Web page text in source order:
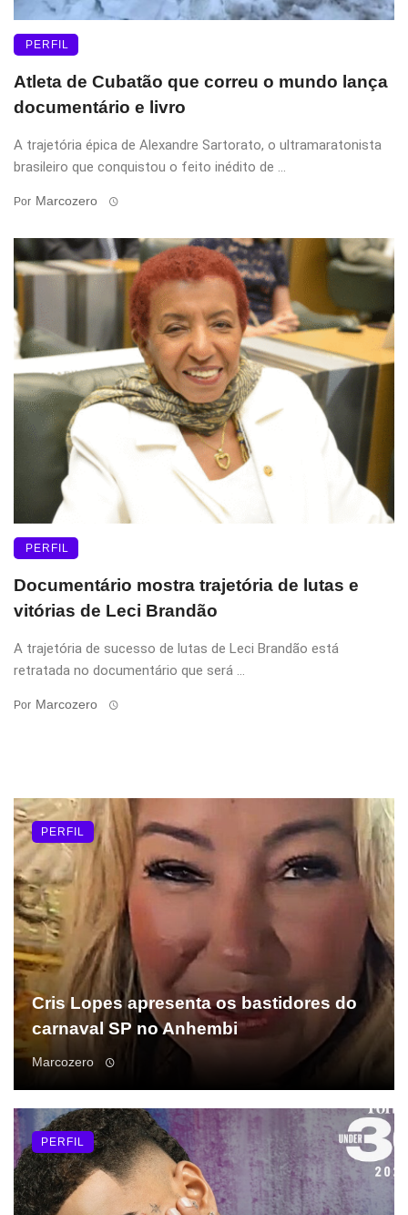
PERFIL
Atleta de Cubatão que correu o mundo lança
documentário e livro
A trajetória épica de Alexandre Sartorato, o ultramaratonista
brasileiro que conquistou o feito inédito de ...
Por Marcozero
PERFIL
Documentário mostra trajetória de lutas e
vitórias de Leci Brandão
A trajetória de sucesso de lutas de Leci Brandão está
retratada no documentário que será ...
Por Marcozero
Cris Lopes apresenta os bastidores do
carnaval SP no Anhembi
Marcozero
PERFIL
PERFIL